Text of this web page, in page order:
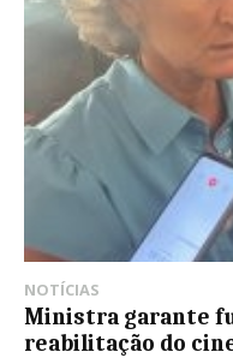
NOTÍCIAS
Ministra garante
reabilitação do